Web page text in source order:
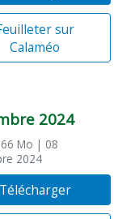
sur
Calaméo
2024
Mo | 08
2024
Télécharger